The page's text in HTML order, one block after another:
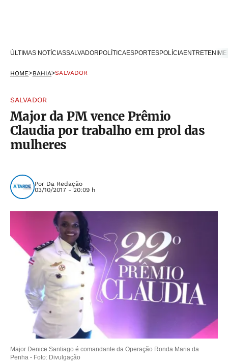
ÚLTIMAS NOTÍCIASSALVADOR POLÍTICAESPORTESPOLÍCIA
HOME>BAHIA>SALVADOR
SALVADOR
Major da PM vence Prêmio
Claudia por trabalho em prol das
mulheres
Por Da Redação
03/10/2017 - 20:09 h
Major Denice Santiago é comandante da Operação Ronda Maria da
Penha - Foto: Divulgação